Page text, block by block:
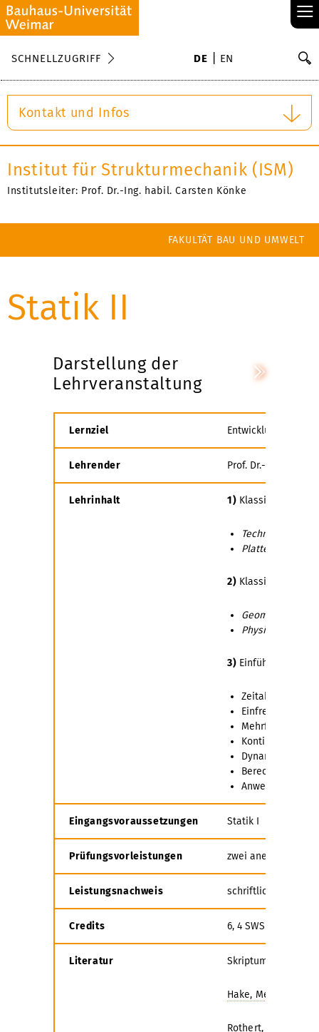
≡
SCHNELLZUGRIFF DE EN
Kontakt und Infos
Institut für Strukturmechanik (ISM)
Institutsleiter: Prof. Dr.-Ing. habil. Carsten Könke
FAKULTÄT BAU UND UMWELT
Statik II
Darstellung der
Lehrveranstaltung
Lernziel Entwicklung eines
Lehrender Prof. Dr.-Ing. habil.
Lehrinhalt 1) Klassifizierung
Technische
Plattentheorie
2) Klassifizierung
Geometrisch
Physikalisch
3) Einführung in
Zeitabhängige
Kontinuierliche
Dynamische
Anwendungen:
Eingangsvoraussetzungen Statik I
Prüfungsvorleistungen zwei anerkannte
Leistungsnachweis schriftliche Prüfung
Credits 6, 4 SWS Vorlesung,
Literatur Skriptum zur
Hake, Meskouris:
Rothert,